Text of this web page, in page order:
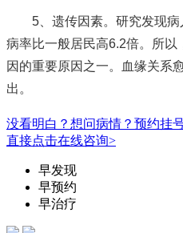
5、遗传因素。研究发现
病率比一般居民高6.2倍。所
因的重要原因之一。血缘关系
出。
没看明白？想问病情？预约挂
直接点击在线咨询>
早发现
早预约
早治疗